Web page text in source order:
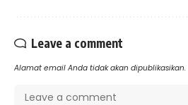
Leave a comment
Alamat email Anda tidak akan dipublikasikan.